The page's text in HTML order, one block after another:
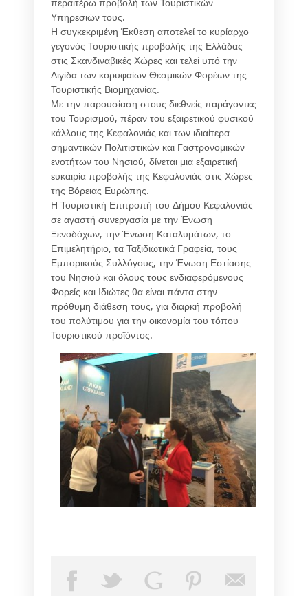
περαιτέρω προβολή των Τουριστικών
Υπηρεσιών τους.
Η συγκεκριμένη Έκθεση αποτελεί το κυρίαρχο
γεγονός Τουριστικής προβολής της Ελλάδας
στις Σκανδιναβικές Χώρες και τελεί υπό την
Αιγίδα των κορυφαίων Θεσμικών Φορέων της
Τουριστικής Βιομηχανίας.
Με την παρουσίαση στους διεθνείς παράγοντες
του Τουρισμού, πέραν του εξαιρετικού φυσικού
κάλλους της Κεφαλονιάς και των ιδιαίτερα
σημαντικών Πολιτιστικών και Γαστρονομικών
ενοτήτων του Νησιού, δίνεται μια εξαιρετική
ευκαιρία προβολής της Κεφαλονιάς στις Χώρες
της Βόρειας Ευρώπης.
Η Τουριστική Επιτροπή του Δήμου Κεφαλονιάς
σε αγαστή συνεργασία με την Ένωση
Ξενοδόχων, την Ένωση Καταλυμάτων, το
Επιμελητήριο, τα Ταξιδιωτικά Γραφεία, τους
Εμπορικούς Συλλόγους, την Ένωση Εστίασης
του Νησιού και όλους τους ενδιαφερόμενους
Φορείς και Ιδιώτες θα είναι πάντα στην
πρόθυμη διάθεση τους, για διαρκή προβολή
του πολύτιμου για την οικονομία του τόπου
Τουριστικού προϊόντος.